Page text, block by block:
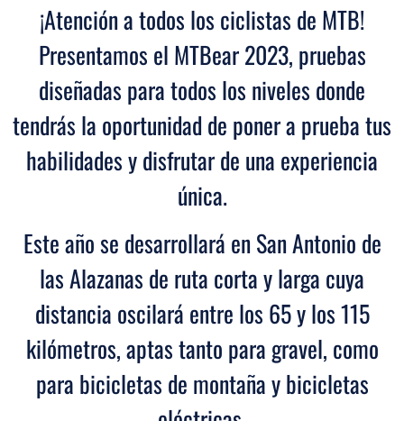
¡Atención a todos los ciclistas de MTB!
Presentamos el MTBear 2023, pruebas
diseñadas para todos los niveles donde
tendrás la oportunidad de poner a prueba tus
habilidades y disfrutar de una experiencia
única.
Este año se desarrollará en San Antonio de
las Alazanas de ruta corta y larga cuya
distancia oscilará entre los 65 y los 115
kilómetros, aptas tanto para gravel, como
para bicicletas de montaña y bicicletas